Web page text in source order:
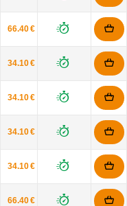
66.40 €
34.10 €
34.10 €
34.10 €
34.10 €
66.40 €